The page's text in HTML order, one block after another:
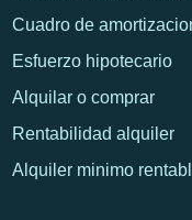
Cuadro de
Esfuerzo hipotecario
Alquilar o comprar
Rentabilidad alquiler
Alquiler minimo